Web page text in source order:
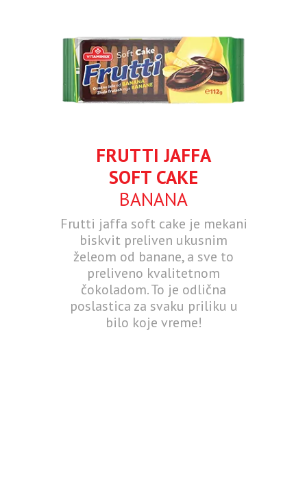
FRUTTI JAFFA
SOFT CAKE
BANANA
Frutti jaffa soft cake je mekani
biskvit preliven ukusnim
želeom od banane, a sve to
preliveno kvalitetnom
čokoladom. To je odlična
poslastica za svaku priliku u
bilo koje vreme!